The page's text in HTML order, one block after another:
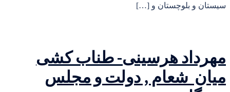
سیستان و بلوچستان و […]
مهرداد هرسینی- طناب کشی
میان شعام , دولت و مجلس